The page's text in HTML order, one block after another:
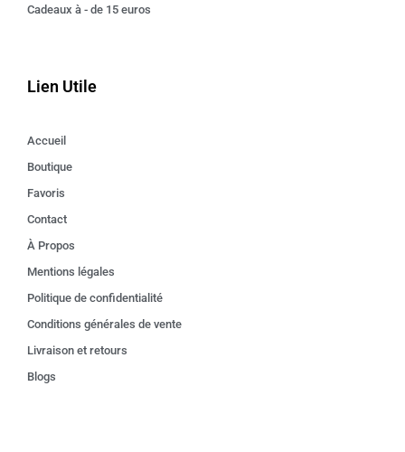
Cadeaux à - de 15 euros
Lien Utile
Accueil
Boutique
Favoris
Contact
À Propos
Mentions légales
Politique de confidentialité
Conditions générales de vente
Livraison et retours
Blogs